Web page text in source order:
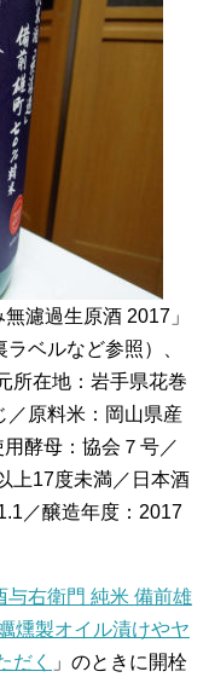
濾過生原酒 2017」
ベルなど参照）、
所在地：岩手県花巻
／原料米：岡山県産
酵母：協会７号／
上17度未満／日本酒
／醸造年度：2017
与右衛門 純米 備前雄
燻製オイル漬けやヤ
だく
」のときに開栓